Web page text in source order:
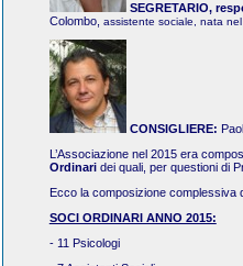
SEGRETARIO,
Colombo, assistente sociale, nata
CONSIGLIERE:
L’Associazione nel 2015 era
Ordinari dei quali, per questioni di
Ecco la composizione complessiva
SOCI ORDINARI ANNO 2015:
- 11 Psicologi